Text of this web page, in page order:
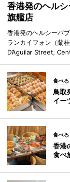
香港発のヘル
旗艦店
香港発のヘルシーバ
ランカイフォン（蘭
D’Aguilar Street,
食べる
鳥取
イー
食べる
香港
食べ